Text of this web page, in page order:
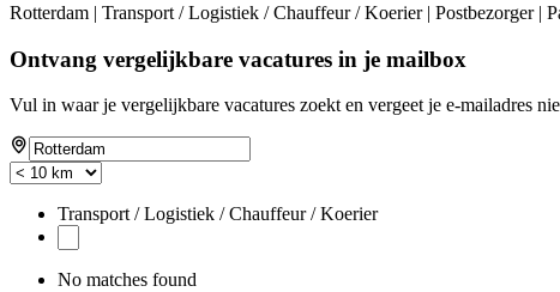
Rotterdam | Transport / Logistiek / Chauffeur / Koerier | Postbezorger |
Ontvang vergelijkbare vacatures in je mailbox
Vul in waar je vergelijkbare vacatures zoekt en vergeet je e-mailadres
Transport / Logistiek / Chauffeur / Koerier
No matches found